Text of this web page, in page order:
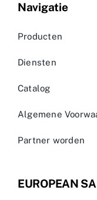
Navigatie
Producten
Diensten
Catalog
Algemene
Partner worden
EUROPEAN